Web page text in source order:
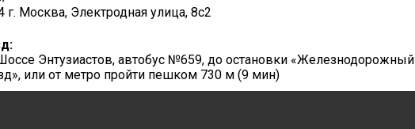
г. Москва, Электродная улица, 8с2
Энтузиастов, автобус №659, до остановки «Железнодорожный
или от метро пройти пешком 730 м (9 мин)